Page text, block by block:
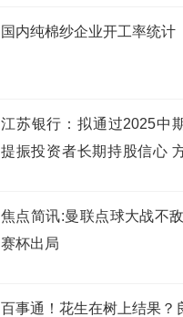
国内纯棉纱企业开工率统计
江苏银行：拟通过2025中
提振投资者长期持股信心
焦点简讯:曼联点球大战不
赛杯出局
百事通！花生在树上结果？